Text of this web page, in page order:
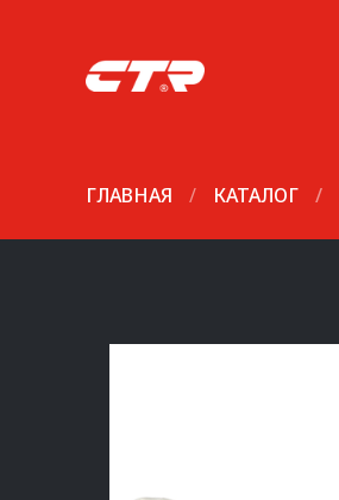
ГЛАВНАЯ / КАТАЛОГ /